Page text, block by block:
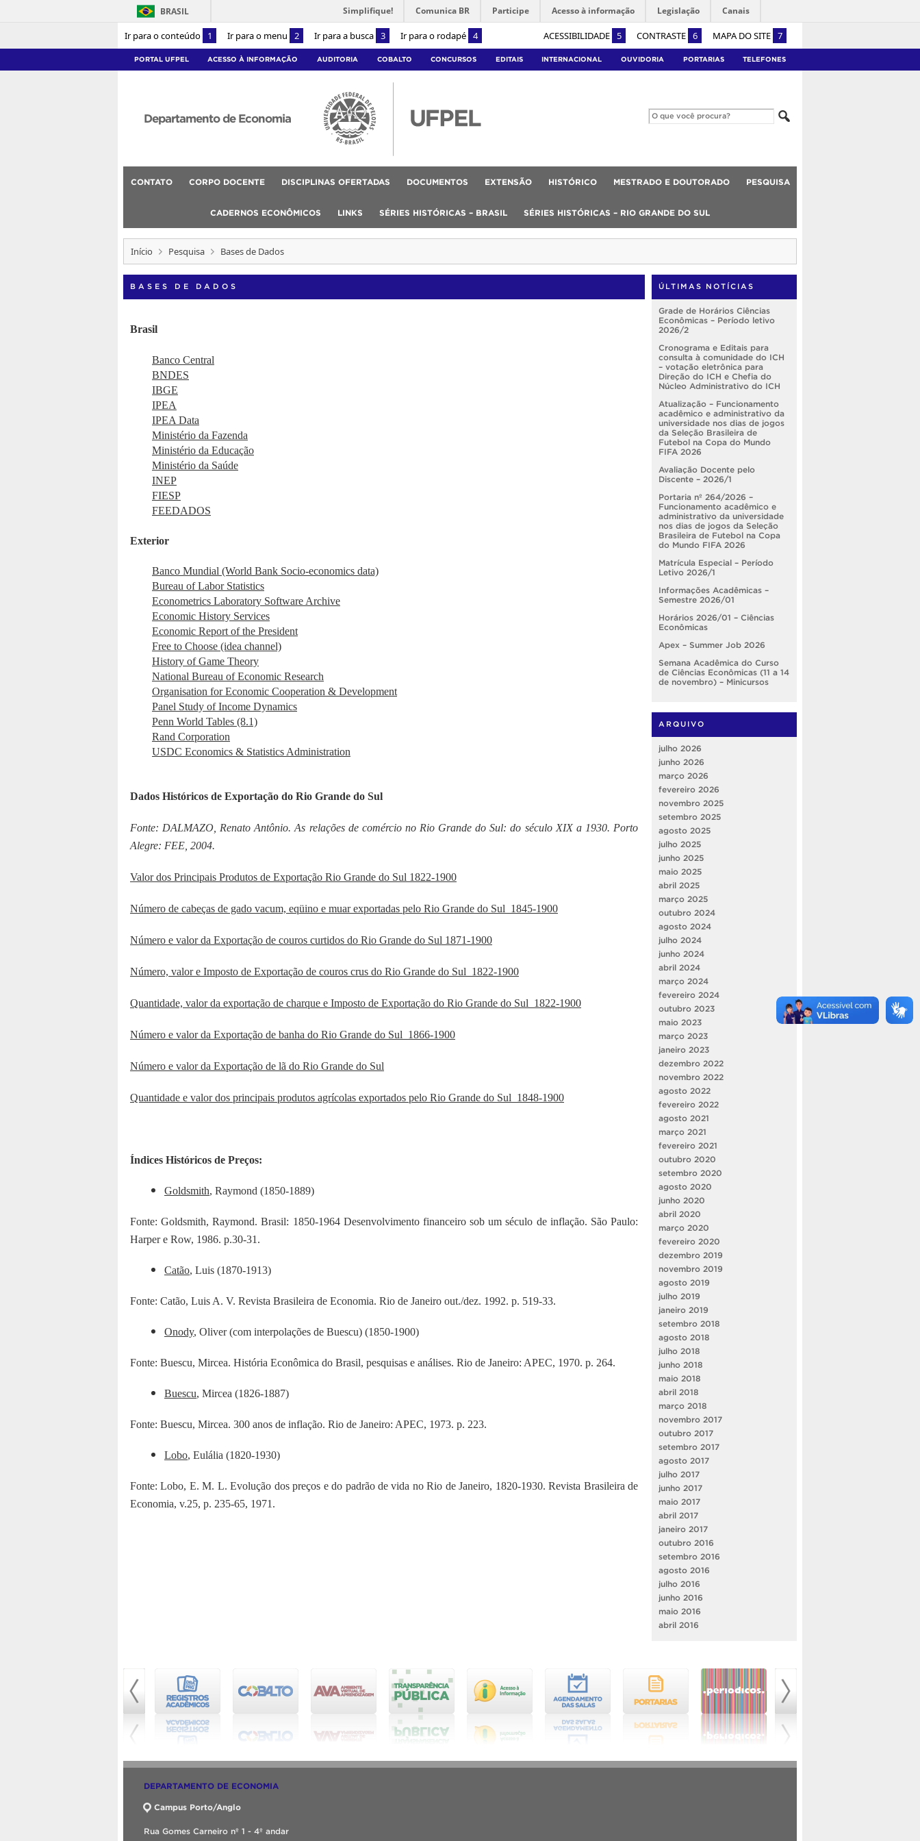
Ir para o conteúdo 1 Ir para o menu 2 Ir para a busca 3 Ir para o rodapé 4 ACESSIBILIDADE 5 CONTRASTE 6 MAPA DO SITE 7
BRASIL Simplifique! Comunica BR Participe Acesso à informação Legislação Canais
PORTAL UFPEL ACESSO À INFORMAÇÃO AUDITORIA COBALTO CONCURSOS EDITAIS INTERNACIONAL OUVIDORIA PORTARIAS TELEFONES
Departamento de Economia
CONTATO CORPO DOCENTE DISCIPLINAS OFERTADAS DOCUMENTOS EXTENSÃO HISTÓRICO MESTRADO E DOUTORADO PESQUISA
CADERNOS ECONÔMICOS LINKS SÉRIES HISTÓRICAS – BRASIL SÉRIES HISTÓRICAS – RIO GRANDE DO SUL
Início Pesquisa Bases de Dados
BASES DE DADOS
Brasil
Banco Central
BNDES
IBGE
IPEA
IPEA Data
Ministério da Fazenda
Ministério da Educação
Ministério da Saúde
INEP
FIESP
FEEDADOS
Exterior
Banco Mundial (World Bank Socio-economics data)
Bureau of Labor Statistics
Econometrics Laboratory Software Archive
Economic History Services
Economic Report of the President
Free to Choose (idea channel)
History of Game Theory
National Bureau of Economic Research
Organisation for Economic Cooperation & Development
Panel Study of Income Dynamics
Penn World Tables (8.1)
Rand Corporation
USDC Economics & Statistics Administration
Dados Históricos de Exportação do Rio Grande do Sul
Fonte: DALMAZO, Renato Antônio. As relações de comércio no Rio Grande do Sul: do século XIX a 1930. Porto
Alegre: FEE, 2004.
Valor dos Principais Produtos de Exportação Rio Grande do Sul 1822-1900
Número de cabeças de gado vacum, eqüino e muar exportadas pelo Rio Grande do Sul 1845-1900
Número e valor da Exportação de couros curtidos do Rio Grande do Sul 1871-1900
Número, valor e Imposto de Exportação de couros crus do Rio Grande do Sul 1822-1900
Quantidade, valor da exportação de charque e Imposto de Exportação do Rio Grande do Sul 1822-1900
Número e valor da Exportação de banha do Rio Grande do Sul 1866-1900
Número e valor da Exportação de lã do Rio Grande do Sul
Quantidade e valor dos principais produtos agrícolas exportados pelo Rio Grande do Sul 1848-1900
Índices Históricos de Preços:
Goldsmith, Raymond (1850-1889)
Fonte: Goldsmith, Raymond. Brasil: 1850-1964 Desenvolvimento financeiro sob um século de inflação. São Paulo:
Harper e Row, 1986. p.30-31.
Catão, Luis (1870-1913)
Fonte: Catão, Luis A. V. Revista Brasileira de Economia. Rio de Janeiro out./dez. 1992. p. 519-33.
Onody, Oliver (com interpolações de Buescu) (1850-1900)
Fonte: Buescu, Mircea. História Econômica do Brasil, pesquisas e análises. Rio de Janeiro: APEC, 1970. p. 264.
Buescu, Mircea (1826-1887)
Fonte: Buescu, Mircea. 300 anos de inflação. Rio de Janeiro: APEC, 1973. p. 223.
Lobo, Eulália (1820-1930)
Fonte: Lobo, E. M. L. Evolução dos preços e do padrão de vida no Rio de Janeiro, 1820-1930. Revista Brasileira de
Economia, v.25, p. 235-65, 1971.
ÚLTIMAS NOTÍCIAS
Grade de Horários Ciências
Econômicas – Período letivo
2026/2
Cronograma e Editais para
consulta à comunidade do ICH
– votação eletrônica para
Direção do ICH e Chefia do
Núcleo Administrativo do ICH
Atualização – Funcionamento
acadêmico e administrativo da
universidade nos dias de jogos
da Seleção Brasileira de
Futebol na Copa do Mundo
FIFA 2026
Avaliação Docente pelo
Discente – 2026/1
Portaria nº 264/2026 –
Funcionamento acadêmico e
administrativo da universidade
nos dias de jogos da Seleção
Brasileira de Futebol na Copa
do Mundo FIFA 2026
Matrícula Especial – Período
Letivo 2026/1
Informações Acadêmicas –
Semestre 2026/01
Horários 2026/01 – Ciências
Econômicas
Apex – Summer Job 2026
Semana Acadêmica do Curso
de Ciências Econômicas (11 a 14
de novembro) – Minicursos
ARQUIVO
julho 2026
junho 2026
março 2026
fevereiro 2026
novembro 2025
setembro 2025
agosto 2025
julho 2025
junho 2025
maio 2025
abril 2025
março 2025
outubro 2024
agosto 2024
julho 2024
junho 2024
abril 2024
março 2024
fevereiro 2024
outubro 2023
maio 2023
março 2023
janeiro 2023
dezembro 2022
novembro 2022
agosto 2022
fevereiro 2022
agosto 2021
março 2021
fevereiro 2021
outubro 2020
setembro 2020
agosto 2020
junho 2020
abril 2020
março 2020
fevereiro 2020
dezembro 2019
novembro 2019
agosto 2019
julho 2019
janeiro 2019
setembro 2018
agosto 2018
julho 2018
junho 2018
maio 2018
abril 2018
março 2018
novembro 2017
outubro 2017
setembro 2017
agosto 2017
julho 2017
junho 2017
maio 2017
abril 2017
janeiro 2017
outubro 2016
setembro 2016
agosto 2016
julho 2016
junho 2016
maio 2016
abril 2016
DEPARTAMENTO DE ECONOMIA
Campus Porto/Anglo
Rua Gomes Carneiro nº 1 - 4º andar